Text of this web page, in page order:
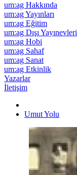
um:ag Hakkında
um:ag Yayınları
um:ag Eğitim
um:ag Dışı Yayınevleri
um:ag Hobi
um:ag Sahaf
um:ag Sanat
um:ag Etkinlik
Yazarlar
İletişim
Umut Yolu